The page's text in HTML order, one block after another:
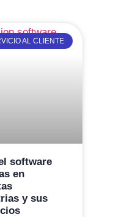
AL CLIENTE
software
en
y sus